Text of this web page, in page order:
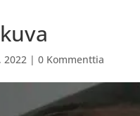
2022 |0 Kommenttia